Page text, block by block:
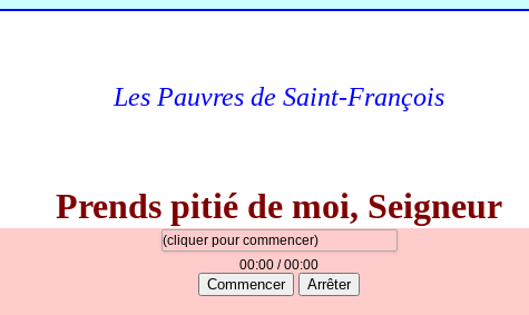
Les Pauvres de Saint-François
Prends pitié de moi, Seigneur
(cliquer pour commencer)
00:00 / 00:00
Commencer Arrêter